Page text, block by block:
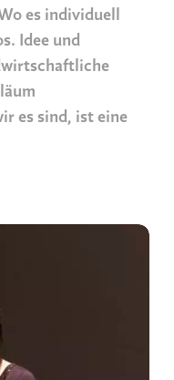
es individuell
Idee und
es sind, ist eine